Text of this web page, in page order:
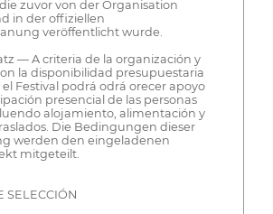
zuvor von der Organisation
in der offiziellen
veröffentlicht wurde.
— A criteria de la organización y
la disponibilidad presupuestaria
Festival podrá odrá orecer apoyo
presencial de las personas
alojamiento, alimentación y
Die Bedingungen dieser
werden den eingeladenen
mitgeteilt.
SELECCIÓN